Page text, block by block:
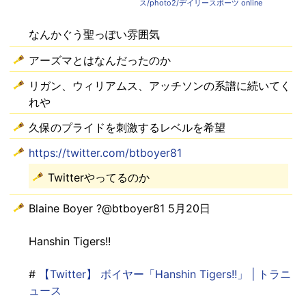
ス/photo2/デイリースポーツ online
なんかぐう聖っぽい雰囲気
アーズマとはなんだったのか
リガン、ウィリアムス、アッチソンの系譜に続いてく
れや
久保のプライドを刺激するレベルを希望
https://twitter.com/btboyer81
Twitterやってるのか
Blaine Boyer ?@btboyer81 5月20日
Hanshin Tigers!!
#
【Twitter】 ボイヤー「Hanshin Tigers!!」 | トラニ
ュース